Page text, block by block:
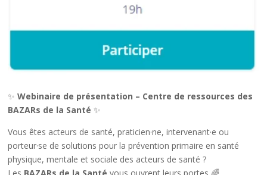
✨Webinaire de présentation – Centre de ressources des
BAZARs de la Santé ✨
Vous êtes acteurs de santé, praticien·ne, intervenant·e ou
porteur·se de solutions pour la prévention primaire en santé
physique, mentale et sociale des acteurs de santé ?
Les BAZARs de la Santé vous ouvrent leurs portes 🌈